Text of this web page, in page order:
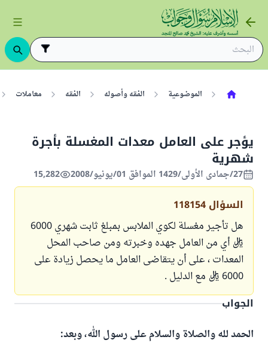
الموضوعية الفقه وأصوله الفقه معاملات
يؤجر على العامل معدات المغسلة بأجرة
شهرية
27/جمادى الأولى/1429 الموافق 01/يونيو/2008 15,282
السؤال 118154
هل تأجير مغسلة لكوي الملابس بمبلغ ثابت شهري 6000
ريال أي من العامل جهده وخبرته ومن صاحب المحل
المعدات ، على أن يتقاضى العامل ما يحصل زيادة على
6000 ريال مع الدليل .
الجواب
الحمد لله والصلاة والسلام على رسول الله، وبعد: